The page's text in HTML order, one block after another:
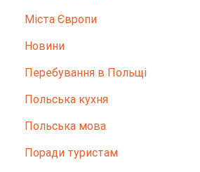
Міста Європи
Новини
Перебування в Польщі
Польська кухня
Польська мова
Поради туристам